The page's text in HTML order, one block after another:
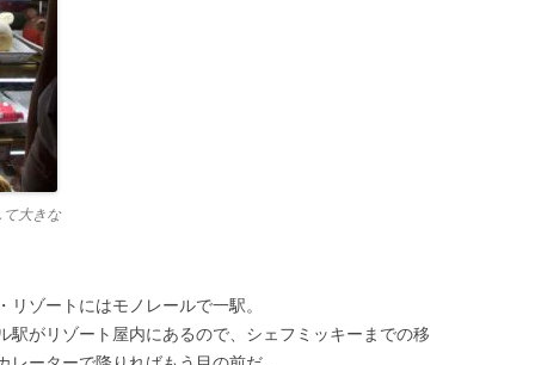
大きな
ゾートにはモノレールで一駅。
駅がリゾート屋内にあるので、シェフミッキーまでの移